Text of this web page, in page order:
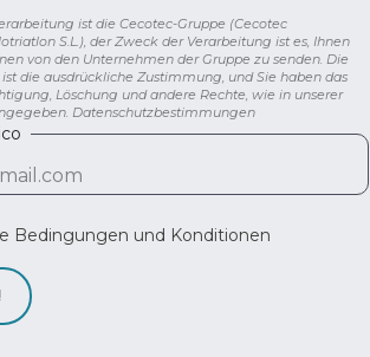
ist die Cecotec-Gruppe (Cecotec
S.L.), der Zweck der Verarbeitung ist es, Ihnen
von den Unternehmen der Gruppe zu senden. Die
die ausdrückliche Zustimmung, und Sie haben das
Löschung und andere Rechte, wie in unserer
Datenschutzbestimmungen
Bedingungen und Konditionen